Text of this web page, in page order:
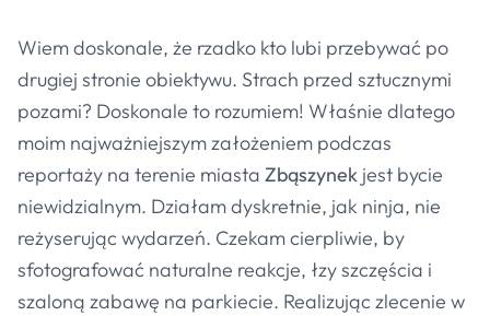
Wiem doskonale, że rzadko kto lubi przebywać po
drugiej stronie obiektywu. Strach przed sztucznymi
pozami? Doskonale to rozumiem! Właśnie dlatego
moim najważniejszym założeniem podczas
reportaży na terenie miasta Zbąszynek jest bycie
niewidzialnym. Działam dyskretnie, jak ninja, nie
reżyserując wydarzeń. Czekam cierpliwie, by
sfotografować naturalne reakcje, łzy szczęścia i
szaloną zabawę na parkiecie. Realizując zlecenie w